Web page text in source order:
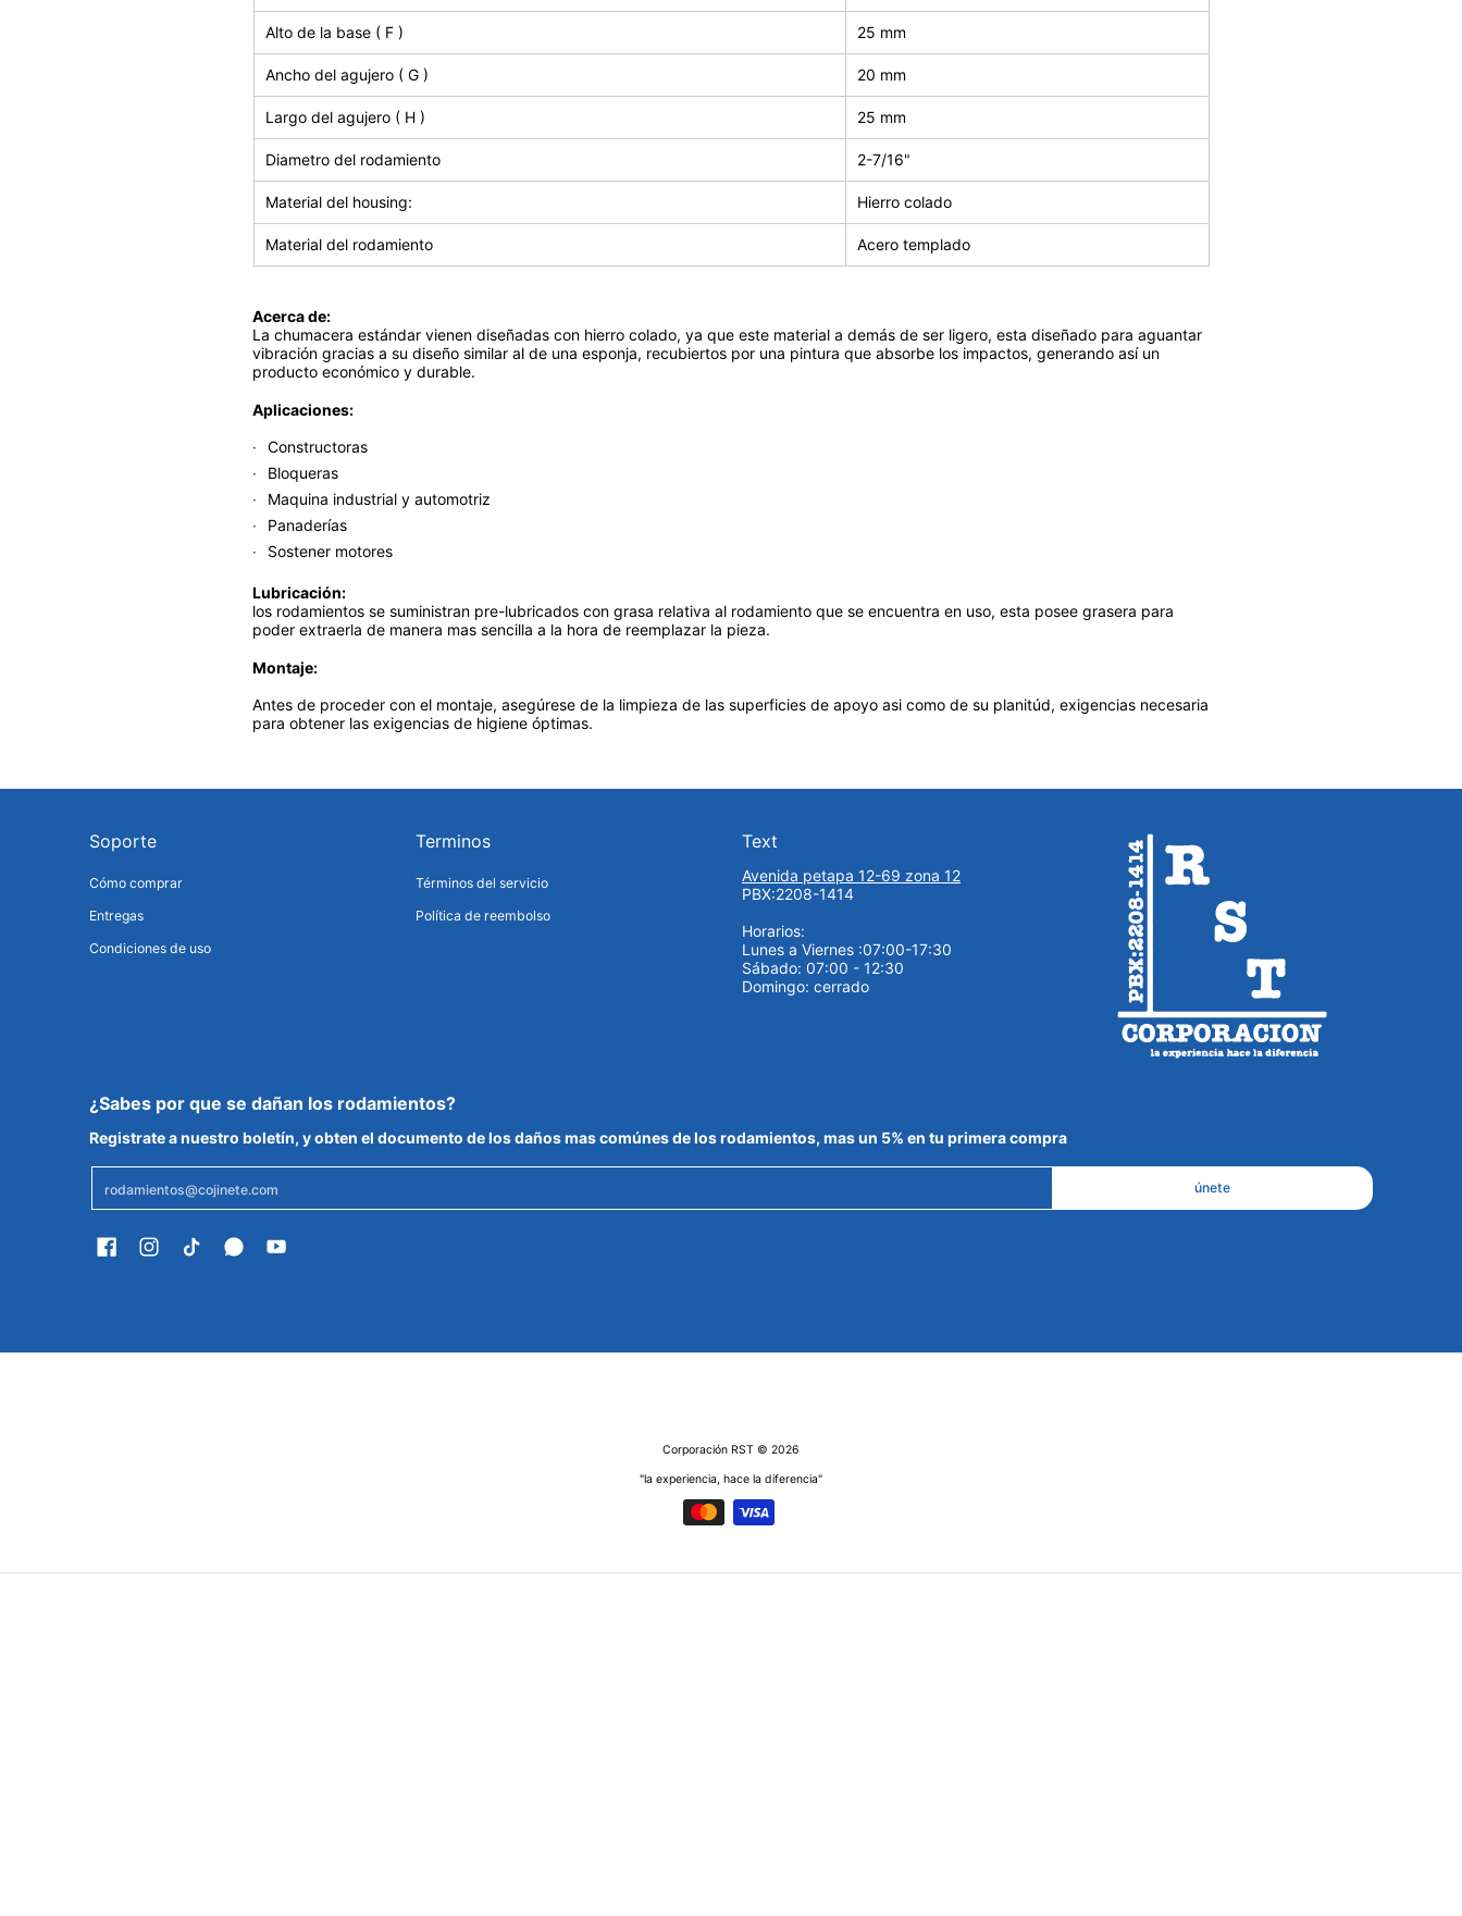
Alto de la base ( F ) 25 mm
Ancho del agujero ( G ) 20 mm
Largo del agujero ( H ) 25 mm
Diametro del rodamiento 2-7/16"
Material del housing: Hierro colado
Material del rodamiento Acero templado
Acerca de:
La chumacera estándar vienen diseñadas con hierro colado, ya que este material a demás de ser ligero, esta diseñado para aguantar
vibración gracias a su diseño similar al de una esponja, recubiertos por una pintura que absorbe los impactos, generando así un
producto económico y durable.
Aplicaciones:
Constructoras
Bloqueras
Maquina industrial y automotriz
Panaderías
Sostener motores
Lubricación:
los rodamientos se suministran pre-lubricados con grasa relativa al rodamiento que se encuentra en uso, esta posee grasera para
poder extraerla de manera mas sencilla a la hora de reemplazar la pieza.
Montaje:
Antes de proceder con el montaje, asegúrese de la limpieza de las superficies de apoyo asi como de su planitúd, exigencias necesaria
para obtener las exigencias de higiene óptimas.
Soporte
Cómo comprar
Entregas
Condiciones de uso
Terminos
Términos del servicio
Política de reembolso
Text
Avenida petapa 12-69 zona 12
PBX:2208-1414
Horarios:
Lunes a Viernes :07:00-17:30
Sábado: 07:00 - 12:30
Domingo: cerrado
¿Sabes por que se dañan los rodamientos?
Registrate a nuestro boletín, y obten el documento de los daños mas comúnes de los rodamientos, mas un 5% en tu primera compra
únete
Corporación RST © 2026
"la experiencia, hace la diferencia"